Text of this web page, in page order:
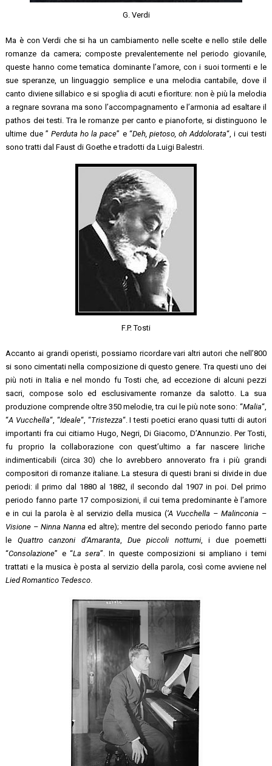
G. Verdi
Ma è con Verdi che si ha un cambiamento nelle scelte e nello stile delle
romanze da camera; composte prevalentemente nel periodo giovanile,
queste hanno come tematica dominante l’amore, con i suoi tormenti e le
sue speranze, un linguaggio semplice e una melodia cantabile, dove il
canto diviene sillabico e si spoglia di acuti e fioriture: non è più la melodia
a regnare sovrana ma sono l’accompagnamento e l’armonia ad esaltare il
pathos dei testi. Tra le romanze per canto e pianoforte, si distinguono le
ultime due ” Perduta ho la pace” e “Deh, pietoso, oh Addolorata“, i cui testi
sono tratti dal Faust di Goethe e tradotti da Luigi Balestri.
F.P. Tosti
Accanto ai grandi operisti, possiamo ricordare vari altri autori che nell’800
si sono cimentati nella composizione di questo genere. Tra questi uno dei
più noti in Italia e nel mondo fu Tosti che, ad eccezione di alcuni pezzi
sacri, compose solo ed esclusivamente romanze da salotto. La sua
produzione comprende oltre 350 melodie, tra cui le più note sono: “Malia“,
“A Vucchella“, “Ideale“, “Tristezza“. I testi poetici erano quasi tutti di autori
importanti fra cui citiamo Hugo, Negri, Di Giacomo, D’Annunzio. Per Tosti,
fu proprio la collaborazione con quest’ultimo a far nascere liriche
indimenticabili (circa 30) che lo avrebbero annoverato fra i più grandi
compositori di romanze italiane. La stesura di questi brani si divide in due
periodi: il primo dal 1880 al 1882, il secondo dal 1907 in poi. Del primo
periodo fanno parte 17 composizioni, il cui tema predominante è l’amore
e in cui la parola è al servizio della musica (‘A Vucchella – Malinconia –
Visione – Ninna Nanna ed altre); mentre del secondo periodo fanno parte
le Quattro canzoni d’Amaranta Due piccoli notturni, i due poemetti
“Consolazione” e “La sera”. In queste composizioni si ampliano i temi
trattati e la musica è posta al servizio della parola, così come avviene nel
Lied Romantico Tedesco